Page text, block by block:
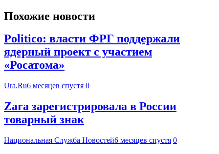
Похожие новости
Politico: власти ФРГ поддержали
ядерный проект с участием
«Росатома»
Ura.Ru6 месяцев спустя 0
Zara зарегистрировала в России
товарный знак
Национальная Служба Новостей6 месяцев спустя 0